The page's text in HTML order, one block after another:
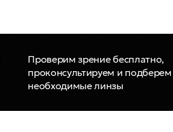
Проверим зрение бесплатно,
проконсультируем и подберем
необходимые линзы